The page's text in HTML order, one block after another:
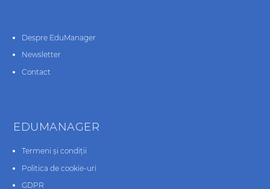
Despre EduManager
Newsletter
Contact
EDUMANAGER
Termeni și condiții
Politica de cookie-uri
GDPR